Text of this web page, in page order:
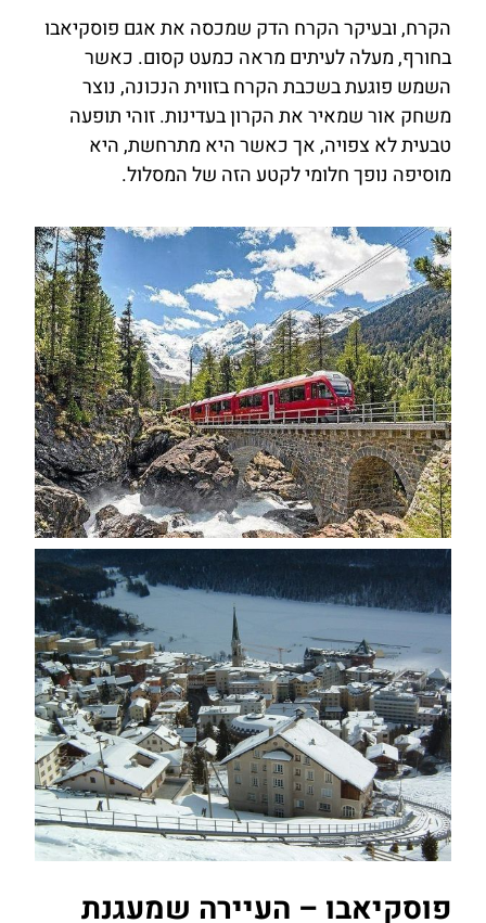
הקרח, ובעיקר הקרח הדק שמכסה את אגם פוסקיאבו
בחורף, מעלה לעיתים מראה כמעט קסום. כאשר
השמש פוגעת בשכבת הקרח בזווית הנכונה, נוצר
משחק אור שמאיר את הקרון בעדינות. זוהי תופעה
טבעית לא צפויה, אך כאשר היא מתרחשת, היא
מוסיפה נופך חלומי לקטע הזה של המסלול.
פוסקיאבו – העיירה שמעגנת